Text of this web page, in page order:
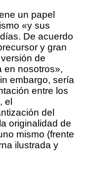
un papel
«y sus
De acuerdo
y gran
de
en nosotros»,
embargo, sería
entre los
el
del
originalidad de
mismo (frente
ilustrada y